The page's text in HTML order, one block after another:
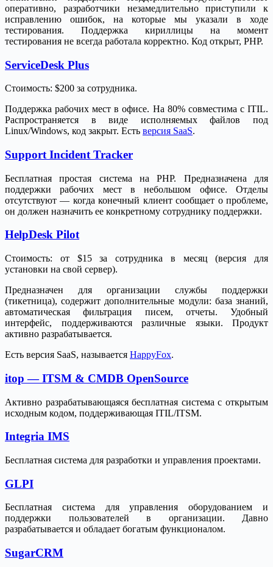
оперативно, разработчики незамедлительно приступили к
исправлению ошибок, на которые мы указали в ходе
тестирования. Поддержка кириллицы на момент
тестирования не всегда работала корректно. Код открыт, PHP.
ServiceDesk Plus
Стоимость: $200 за сотрудника.
Поддержка рабочих мест в офисе. На 80% совместима с ITIL.
Распространяется в виде исполняемых файлов под
Linux/Windows, код закрыт. Есть версия SaaS.
Support Incident Tracker
Бесплатная простая система на PHP. Предназначена для
поддержки рабочих мест в небольшом офисе. Отделы
отсутствуют — когда конечный клиент сообщает о проблеме,
он должен назначить ее конкретному сотруднику поддержки.
HelpDesk Pilot
Стоимость: от $15 за сотрудника в месяц (версия для
установки на свой сервер).
Предназначен для организации службы поддержки
(тикетница), содержит дополнительные модули: база знаний,
автоматическая фильтрация писем, отчеты. Удобный
интерфейс, поддерживаются различные языки. Продукт
активно разрабатывается.
Есть версия SaaS, называется HappyFox.
itop — ITSM & CMDB OpenSource
Активно разрабатывающаяся бесплатная система с открытым
исходным кодом, поддерживающая ITIL/ITSM.
Integria IMS
Бесплатная система для разработки и управления проектами.
GLPI
Бесплатная система для управления оборудованием и
поддержки пользователей в организации. Давно
разрабатывается и обладает богатым функционалом.
SugarCRM